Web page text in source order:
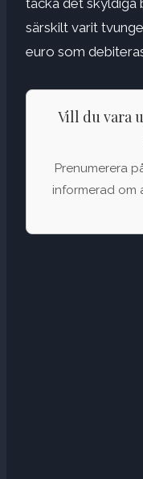
särskilt varit
euro som
Vill du vara
Prenumerera
informerad om